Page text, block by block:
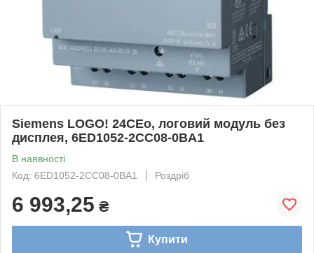
Siemens LOGO! 24CEo, логовий модуль без
дисплея, 6ED1052-2CC08-0BA1
В наявності
Код: 6ED1052-2CC08-0BA1
Роздріб
6 993,25 ₴
Купити